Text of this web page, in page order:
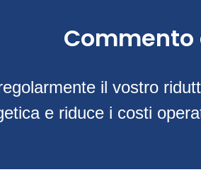
il vostro
e riduce i costi